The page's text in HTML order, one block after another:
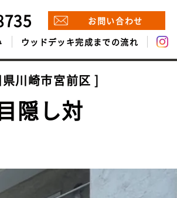
お問い合わせ
ウッドデッキ完成までの流れ
川崎市宮前区
隠し対